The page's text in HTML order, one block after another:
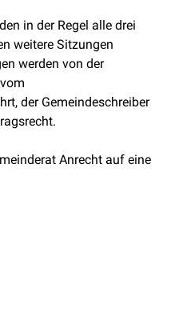
in der Regel alle drei
weitere Sitzungen
werden von der
der Gemeindeschreiber
Anrecht auf eine